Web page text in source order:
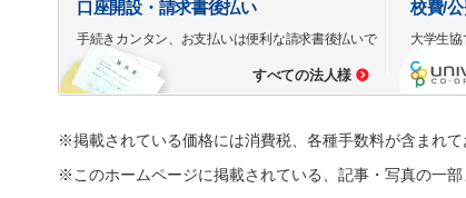
口座開設・請求書後払い
手続きカンタン、お支払いは便利な請求書後払いで
すべての法人様
校費/
大学生協
※掲載されている価格には消費税、各種手数料が含まれ
※このホームページに掲載されている、記事・写真の一